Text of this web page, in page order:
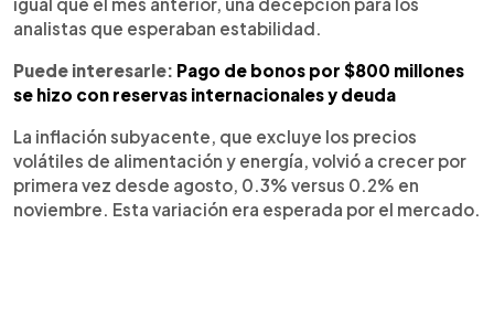
analistas que esperaban estabilidad.
Puede interesarle: Pago de bonos por $800 millones
se hizo con reservas internacionales y deuda
La inflación subyacente, que excluye los precios
volátiles de alimentación y energía, volvió a crecer por
primera vez desde agosto, 0.3% versus 0.2% en
noviembre. Esta variación era esperada por el mercado.